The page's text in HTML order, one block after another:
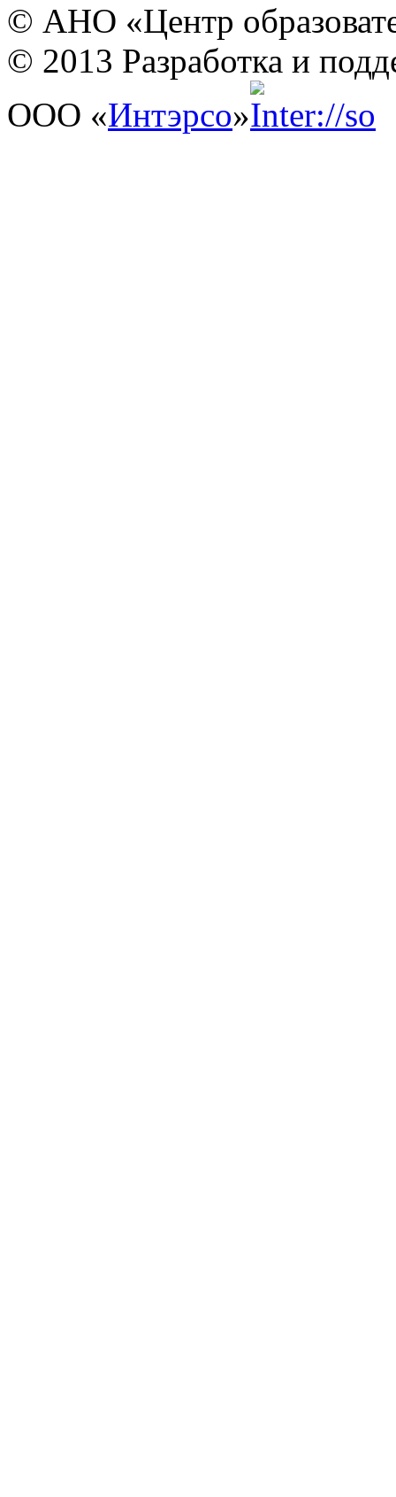
© АНО «Центр
© 2013 Разработка и
ООО «Интэрсо»